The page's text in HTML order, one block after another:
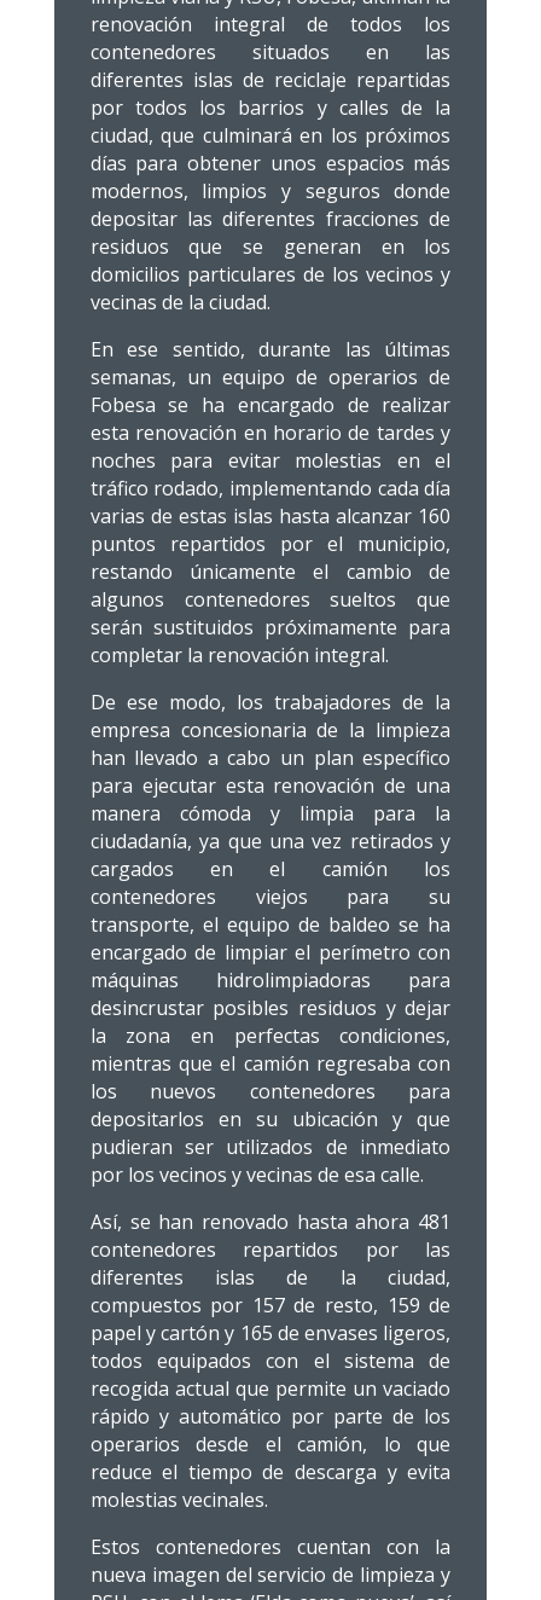
renovación integral de todos los
contenedores situados en las
diferentes islas de reciclaje repartidas
por todos los barrios y calles de la
ciudad, que culminará en los próximos
días para obtener unos espacios más
modernos, limpios y seguros donde
depositar las diferentes fracciones de
residuos que se generan en los
domicilios particulares de los vecinos y
vecinas de la ciudad.
En ese sentido, durante las últimas
semanas, un equipo de operarios de
Fobesa se ha encargado de realizar
esta renovación en horario de tardes y
noches para evitar molestias en el
tráfico rodado, implementando cada día
varias de estas islas hasta alcanzar 160
puntos repartidos por el municipio,
restando únicamente el cambio de
algunos contenedores sueltos que
serán sustituidos próximamente para
completar la renovación integral.
De ese modo, los trabajadores de la
empresa concesionaria de la limpieza
han llevado a cabo un plan específico
para ejecutar esta renovación de una
manera cómoda y limpia para la
ciudadanía, ya que una vez retirados y
cargados en el camión los
contenedores viejos para su
transporte, el equipo de baldeo se ha
encargado de limpiar el perímetro con
máquinas hidrolimpiadoras para
desincrustar posibles residuos y dejar
la zona en perfectas condiciones,
mientras que el camión regresaba con
los nuevos contenedores para
depositarlos en su ubicación y que
pudieran ser utilizados de inmediato
por los vecinos y vecinas de esa calle.
Así, se han renovado hasta ahora 481
contenedores repartidos por las
diferentes islas de la ciudad,
compuestos por 157 de resto, 159 de
papel y cartón y 165 de envases ligeros,
todos equipados con el sistema de
recogida actual que permite un vaciado
rápido y automático por parte de los
operarios desde el camión, lo que
reduce el tiempo de descarga y evita
molestias vecinales.
Estos contenedores cuentan con la
nueva imagen del servicio de limpieza y